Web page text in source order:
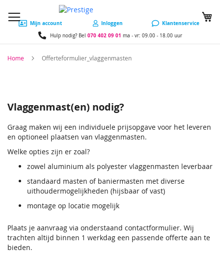
Mijn account Inloggen Klantenservice
Hulp nodig? Bel 070 402 09 01 ma - vr: 09.00 - 18.00 uur
Home Offerteformulier_vlaggenmasten
Vlaggenmast(en) nodig?
Graag maken wij een individuele prijsopgave voor het leveren
en optioneel plaatsen van vlaggenmasten.
Welke opties zijn er zoal?
zowel aluminium als polyester vlaggenmasten leverbaar
standaard masten of baniermasten met diverse
uithoudermogelijkheden (hijsbaar of vast)
montage op locatie mogelijk
Plaats je aanvraag via onderstaand contactformulier. Wij
trachten altijd binnen 1 werkdag een passende offerte aan te
bieden.